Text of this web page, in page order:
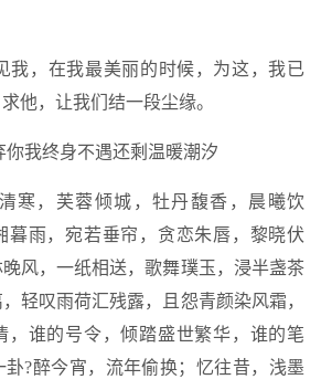
我，在我最美丽的时候，为这，我已
他，让我们结一段尘缘。
你我终身不遇还剩温暖潮汐
寒，芙蓉倾城，牡丹馥香，晨曦饮
暮雨，宛若垂帘，贪恋朱唇，黎晓伏
风，一纸相送，歌舞璞玉，浸半盏茶
轻叹雨荷汇残露，且怨青颜染风霜，
，谁的号令，倾踏盛世繁华，谁的笔
?醉今宵，流年偷换；忆往昔，浅墨